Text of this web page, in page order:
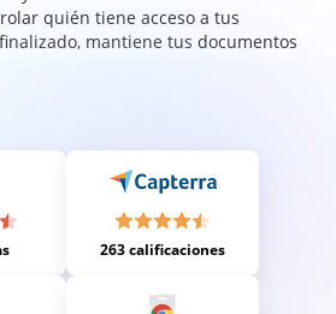
quién tiene acceso a tus
mantiene tus documentos
263 calificaciones